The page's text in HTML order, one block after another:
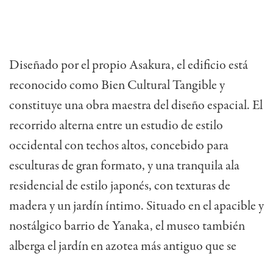
Diseñado por el propio Asakura, el edificio está
reconocido como Bien Cultural Tangible y
constituye una obra maestra del diseño espacial. El
recorrido alterna entre un estudio de estilo
occidental con techos altos, concebido para
esculturas de gran formato, y una tranquila ala
residencial de estilo japonés, con texturas de
madera y un jardín íntimo. Situado en el apacible y
nostálgico barrio de Yanaka, el museo también
alberga el jardín en azotea más antiguo que se